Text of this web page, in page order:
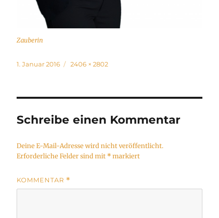
Zauberin
Veröffentlicht
1. Januar 2016
Volle
2406 × 2802
Schreibe einen Kommentar
Deine E-Mail-Adresse wird nicht veröffentlicht.
Erforderliche Felder sind mit *markiert
KOMMENTAR *